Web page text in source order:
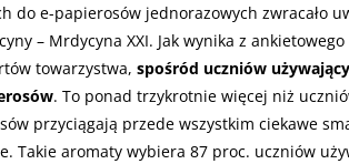
do e-papierosów jednorazowych zwracało
– Mrdycyna XXI. Jak wynika z
towarzystwa, spośród uczniów
. To ponad trzykrotnie więcej niż
przyciągają przede wszystkim ciekawe
Takie aromaty wybiera 87 proc. uczniów